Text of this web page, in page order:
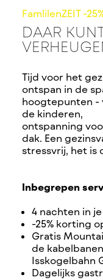
FamlilenZEIT -
DAAR
Tijd voor het
ontspan in de
hoogtepunten -
de kinderen,
ontspanning
dak. Een
stressvrij, het is
Inbegrepen
4 nachten in
-25% korting
Gratis
de
Isskogelbahn
Dagelijks